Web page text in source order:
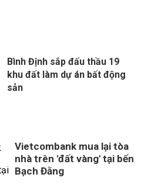
Bình Định sắp đấu thầu 19
khu đất làm dự án bất động
sản
Vietcombank mua lại tòa
nhà trên 'đất vàng' tại bến
Bạch Đằng